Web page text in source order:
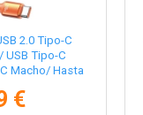
2.0 Tipo-C
USB Tipo-C
Macho/ Hasta
€